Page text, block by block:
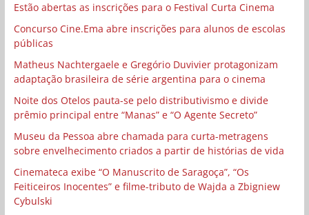
Estão abertas as inscrições para o Festival Curta Cinema
Concurso Cine.Ema abre inscrições para alunos de escolas
públicas
Matheus Nachtergaele e Gregório Duvivier protagonizam
adaptação brasileira de série argentina para o cinema
Noite dos Otelos pauta-se pelo distributivismo e divide
prêmio principal entre “Manas” e “O Agente Secreto”
Museu da Pessoa abre chamada para curta-metragens
sobre envelhecimento criados a partir de histórias de vida
Cinemateca exibe “O Manuscrito de Saragoça”, “Os
Feiticeiros Inocentes” e filme-tributo de Wajda a Zbigniew
Cybulski